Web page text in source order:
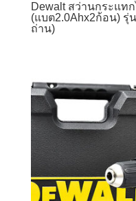
Dewalt สว่านกระแท
(แบต2.0Ahx2ก้อน) รุ่
ถ่าน)